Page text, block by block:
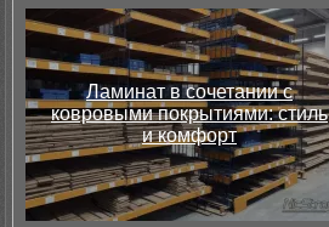
Ламинат в сочетании с
ковровыми покрытиями: стиль
и комфорт